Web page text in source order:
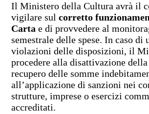
Il Ministero della Cultura avrà il
vigilare sul corretto
Carta e di provvedere al
semestrale delle spese. In caso
violazioni delle disposizioni, il
procedere alla disattivazione della
recupero delle somme
all’applicazione di sanzioni nei
strutture, imprese o esercizi
accreditati.